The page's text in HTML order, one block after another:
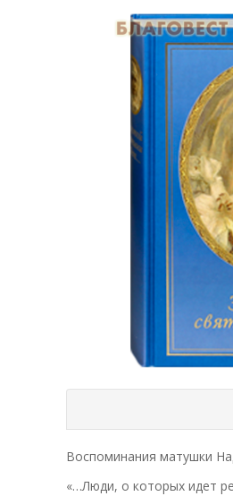
Воспоминания матушки
«…Люди, о которых идет